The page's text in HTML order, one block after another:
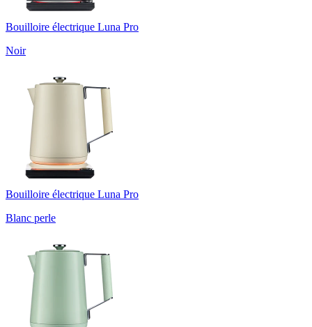
Bouilloire électrique Luna Pro
Noir
Bouilloire électrique Luna Pro
Blanc perle